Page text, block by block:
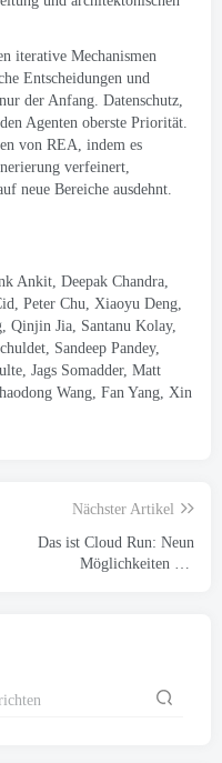
iterative Mechanismen
Entscheidungen und
der Anfang. Datenschutz,
Agenten oberste Priorität.
von REA, indem es
verfeinert,
neue Bereiche ausdehnt.
Ankit, Deepak Chandra,
Peter Chu, Xiaoyu Deng,
Qinjin Jia, Santanu Kolay,
Sandeep Pandey,
Jags Somadder, Matt
Wang, Fan Yang, Xin
Nächster Artikel
Das ist Cloud Run: Neun
Möglichkeiten zur